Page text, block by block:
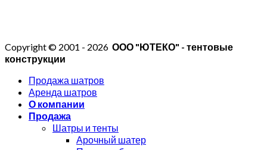
Copyright © 2001 - 2026 ООО "ЮТЕКО" - тентовые
конструкции
Продажа шатров
Аренда шатров
О компании
Продажа
Шатры и тенты
Арочный шатер